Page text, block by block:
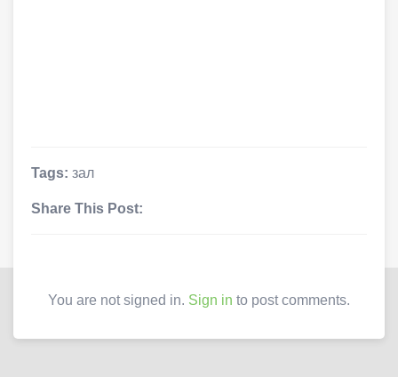
Tags: зал
Share This Post:
You are not signed in. Sign in to post comments.